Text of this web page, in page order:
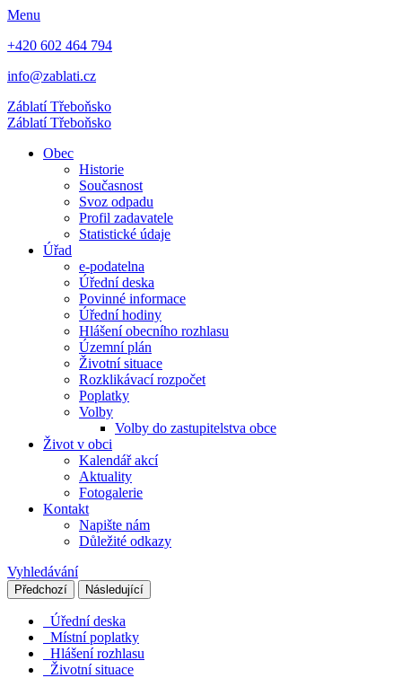
Menu
+420 602 464 794
info@zablati.cz
ZáblatíTřeboňsko
ZáblatíTřeboňsko
Obec
Historie
Současnost
Svoz odpadu
Profil zadavatele
Statistické údaje
Úřad
e-podatelna
Úřední deska
Povinné informace
Úřední hodiny
Hlášení obecního rozhlasu
Územní plán
Životní situace
Rozklikávací rozpočet
Poplatky
Volby
Volby do zastupitelstva obce
Život v obci
Kalendář akcí
Aktuality
Fotogalerie
Kontakt
Napište nám
Důležité odkazy
Vyhledávání
Předchozí Následující
Úřední deska
Místní poplatky
Hlášení rozhlasu
Životní situace